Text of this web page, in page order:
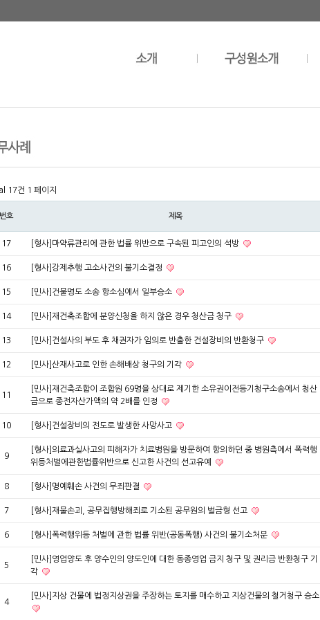
17건 1 페이지
번호 제목
17 [형사]마약류관리에 관한 법률 위반으로 구속된 피고인의 석방
16 [형사]강제추행 고소사건의 불기소결정
15 [민사]건물명도 소송 항소심에서 일부승소
14 [민사]재건축조합에 분양신청을 하지 않은 경우 청산금 청구
13 [민사]건설사의 부도 후 채권자가 임의로 반출한 건설장비의 반환청구
12 [민사]산재사고로 인한 손해배상 청구의 기각
11
[민사]재건축조합이 조합원 69명을 상대로 제기한 소유권이전등기청구소송에서 청산
금으로 종전자산가액의 약 2배를 인정
10 [형사]건설장비의 전도로 발생한 사망사고
9
[형사]의료과실사고의 피해자가 치료병원을 방문하여 항의하던 중 병원측에서 폭력행
위등처벌에관한법률위반으로 신고한 사건의 선고유예
8 [형사]명예훼손 사건의 무죄판결
7 [형사]재물손괴, 공무집행방해죄로 기소된 공무원의 벌금형 선고
6 [형사]폭력행위등 처벌에 관한 법률 위반(공동폭행) 사건의 불기소처분
5
[민사]영업양도 후 양수인의 양도인에 대한 동종영업 금지 청구 및 권리금 반환청구 기
각
4
[민사]지상 건물에 법정지상권을 주장하는 토지를 매수하고 지상건물의 철거청구 승소